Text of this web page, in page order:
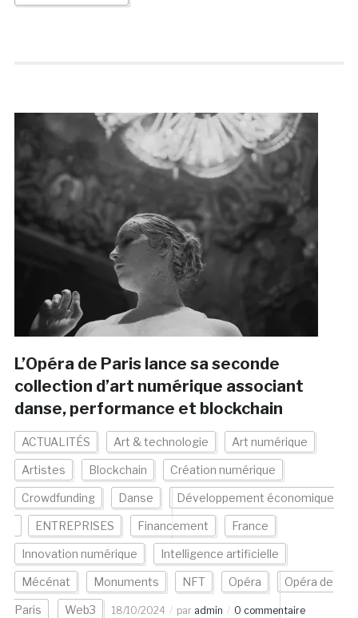
L’Opéra de Paris lance sa seconde
collection d’art numérique associant
danse, performance et blockchain
ACTUALITÉS Art & technologie Art numérique
Artistes Blockchain Création numérique
Crowdfunding Danse Développement économique
ENTREPRISES Financement France
Innovation numérique Intelligence artificielle
Mécénat Monuments NFT Opéra Opéra de
Paris Web3 18/10/2024 par admin 0 commentaire